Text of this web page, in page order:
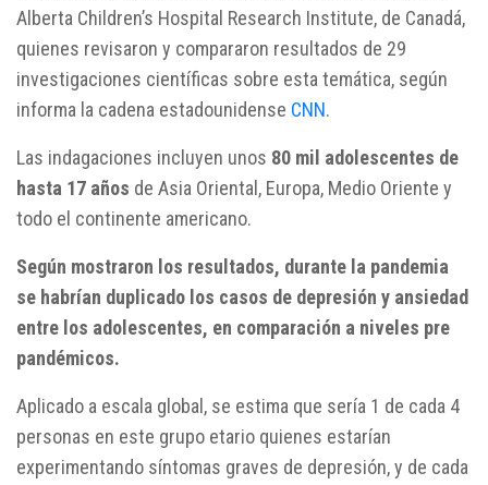
Alberta Children’s Hospital Research Institute, de Canadá,
quienes revisaron y compararon resultados de 29
investigaciones científicas sobre esta temática, según
informa la cadena estadounidense CNN.
Las indagaciones incluyen unos 80 mil adolescentes de
hasta 17 años de Asia Oriental, Europa, Medio Oriente y
todo el continente americano.
Según mostraron los resultados, durante la pandemia
se habrían duplicado los casos de depresión y ansiedad
entre los adolescentes, en comparación a niveles pre
pandémicos.
Aplicado a escala global, se estima que sería 1 de cada 4
personas en este grupo etario quienes estarían
experimentando síntomas graves de depresión, y de cada